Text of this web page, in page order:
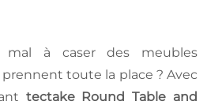
à caser des meubles
prennent toute la place ? Avec
tectake Round Table and